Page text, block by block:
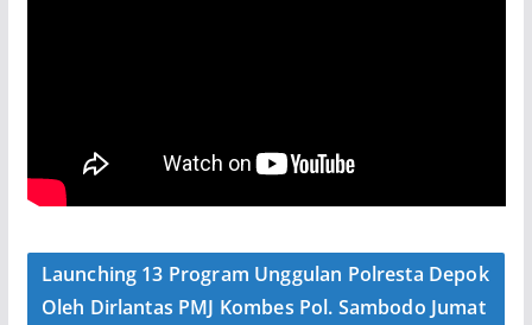
Launching 13 Program Unggulan Polresta Depok
Oleh Dirlantas PMJ Kombes Pol. Sambodo Jumat